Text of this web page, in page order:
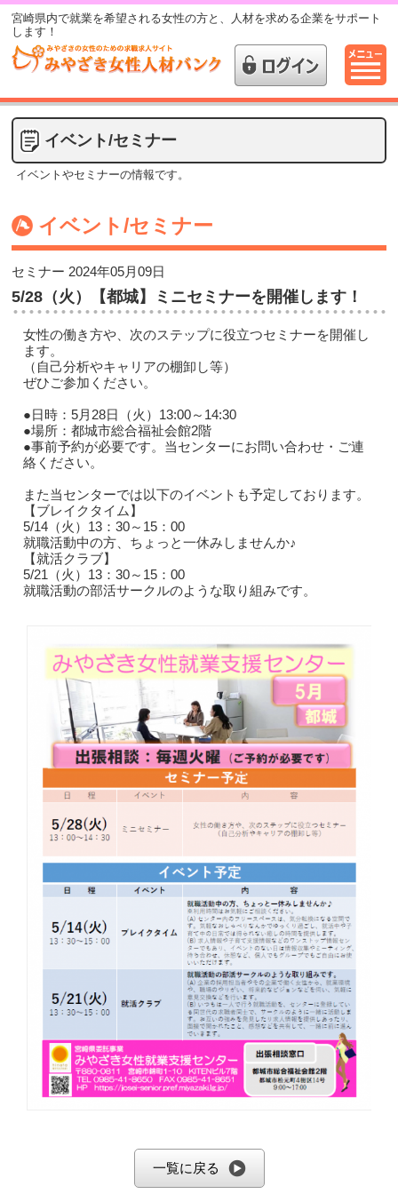
宮崎県内で就業を希望される女性の方と、人材を求める企業をサポート
します！
イベント/セミナー
イベントやセミナーの情報です。
イベント/セミナー
セミナー 2024年05月09日
5/28（火）【都城】ミニセミナーを開催します！
女性の働き方や、次のステップに役立つセミナーを開催し
ます。
（自己分析やキャリアの棚卸し等）
ぜひご参加ください。
●日時：5月28日（火）13:00～14:30
●場所：都城市総合福祉会館2階
●事前予約が必要です。当センターにお問い合わせ・ご連
絡ください。
また当センターでは以下のイベントも予定しております。
【ブレイクタイム】
5/14（火）13：30～15：00
就職活動中の方、ちょっと一休みしませんか♪
【就活クラブ】
5/21（火）13：30～15：00
就職活動の部活サークルのような取り組みです。
一覧に戻る